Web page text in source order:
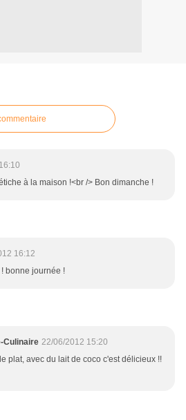
à la maison !<br /> Bon dimanche !
16:12
bonne journée !
Culinaire 22/06/2012 15:20
plat, avec du lait de coco c'est délicieux !!